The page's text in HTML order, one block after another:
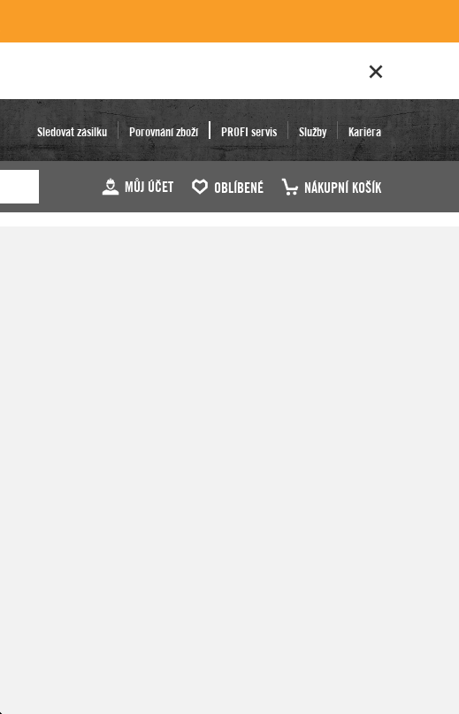
Sledovat zásilku Porovnání zboží PROFI servis Služby Kariéra
MŮJ ÚČET OBLÍBENÉ NÁKUPNÍ KOŠÍK